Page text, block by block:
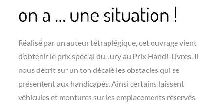
on a … une situation !
Réalisé par un auteur tétraplégique, cet ouvrage vient
d’obtenir le prix spécial du Jury au Prix Handi-Livres. Il
nous décrit sur un ton décalé les obstacles qui se
présentent aux handicapés. Ainsi certains laissent
véhicules et montures sur les emplacements réservés